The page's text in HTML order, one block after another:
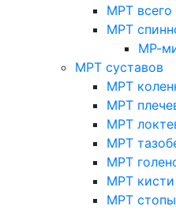
МРТ всего
МРТ
МР-
МРТ суставов
МРТ
МРТ
МРТ
МРТ
МРТ
МРТ кисти
МРТ стопы